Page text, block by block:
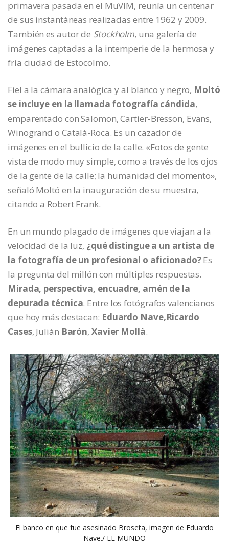
primavera pasada en el MuVIM, reunía un centenar
de sus instantáneas realizadas entre 1962 y 2009.
También es autor de Stockholm, una galería de
imágenes captadas a la intemperie de la hermosa y
fría ciudad de Estocolmo.
Fiel a la cámara analógica y al blanco y negro, Moltó
se incluye en la llamada fotografía cándida,
emparentado con Salomon, Cartier-Bresson, Evans,
Winogrand o Català-Roca. Es un cazador de
imágenes en el bullicio de la calle. «Fotos de gente
vista de modo muy simple, como a través de los ojos
de la gente de la calle; la humanidad del momento»,
señaló Moltó en la inauguración de su muestra,
citando a Robert Frank.
En un mundo plagado de imágenes que viajan a la
velocidad de la luz, ¿qué distingue a un artista de
la fotografía de un profesional o aficionado?Es
la pregunta del millón con múltiples respuestas.
Mirada, perspectiva, encuadre, amén de la
depurada técnica. Entre los fotógrafos valencianos
que hoy más destacan: Eduardo Nave,Ricardo
Cases, Julián Barón, Xavier Mollà.
El banco en que fue asesinado Broseta, imagen de Eduardo
Nave./ EL MUNDO